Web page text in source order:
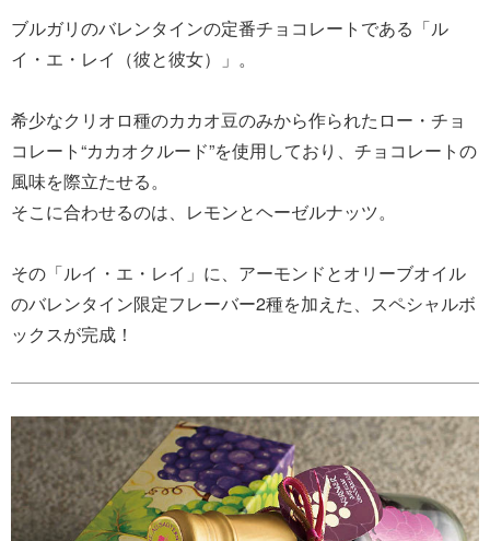
ブルガリのバレンタインの定番チョコレートである「ル
イ・エ・レイ（彼と彼女）」。
希少なクリオロ種のカカオ豆のみから作られたロー・チョ
コレート“カカオクルード”を使用しており、チョコレートの
風味を際立たせる。
そこに合わせるのは、レモンとヘーゼルナッツ。
その「ルイ・エ・レイ」に、アーモンドとオリーブオイル
のバレンタイン限定フレーバー2種を加えた、スペシャルボ
ックスが完成！